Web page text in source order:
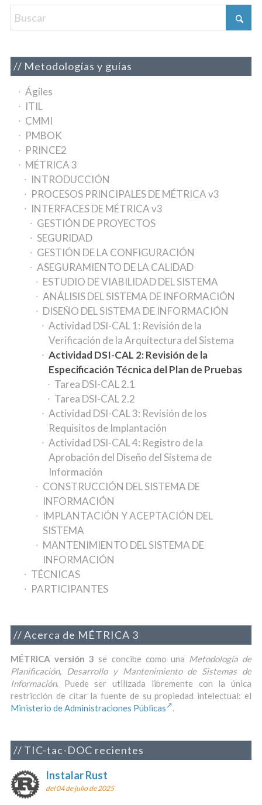
Metodologías y guías
Ágiles
ITIL
CMMI
PMBOK
PRINCE2
MÉTRICA 3
INTRODUCCIÓN
PROCESOS PRINCIPALES DE MÉTRICA v3
INTERFACES DE MÉTRICA v3
GESTIÓN DE PROYECTOS
SEGURIDAD
GESTIÓN DE LA CONFIGURACIÓN
ASEGURAMIENTO DE LA CALIDAD
ESTUDIO DE VIABILIDAD DEL SISTEMA
ANÁLISIS DEL SISTEMA DE INFORMACIÓN
DISEÑO DEL SISTEMA DE INFORMACIÓN
Actividad DSI-CAL 1: Revisión de la
Verificación de la Arquitectura del Sistema
Actividad DSI-CAL 2: Revisión de la
Especificación Técnica del Plan de Pruebas
Tarea DSI-CAL 2.1
Tarea DSI-CAL 2.2
Actividad DSI-CAL 3: Revisión de los
Requisitos de Implantación
Actividad DSI-CAL 4: Registro de la
Aprobación del Diseño del Sistema de
Información
CONSTRUCCIÓN DEL SISTEMA DE
INFORMACIÓN
IMPLANTACIÓN Y ACEPTACIÓN DEL
SISTEMA
MANTENIMIENTO DEL SISTEMA DE
INFORMACIÓN
TÉCNICAS
PARTICIPANTES
Acerca de MÉTRICA 3
MÉTRICA versión 3 se concibe como una Metodología de
Planificación, Desarrollo y Mantenimiento de Sistemas de
Información. Puede ser utilizada libremente con la única
restricción de citar la fuente de su propiedad intelectual: el
Ministerio de Administraciones Públicas
.
TIC-tac-DOC recientes
Instalar Rust
del 04 de julio de 2025